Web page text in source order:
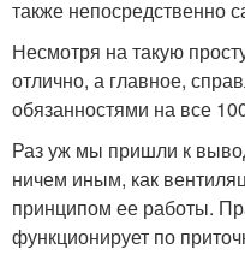
также непосредственно
Несмотря на такую
отлично, а главное,
обязанностями на все
Раз уж мы пришли к
ничем иным, как
принципом ее работы.
функционирует по